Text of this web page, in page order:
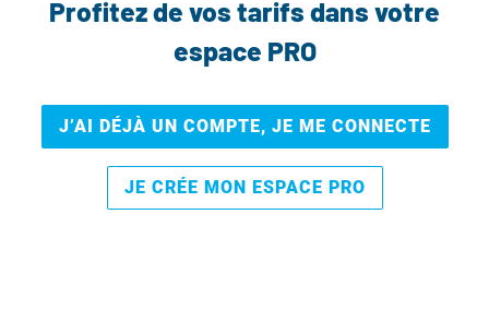
Profitez de vos tarifs dans votre
espace PRO
J’AI DÉJÀ UN COMPTE, JE ME CONNECTE
JE CRÉE MON ESPACE PRO